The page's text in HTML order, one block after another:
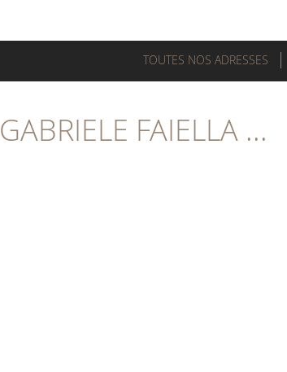
TOUTES NOS ADRESSES
GABRIELE FAIELLA ...